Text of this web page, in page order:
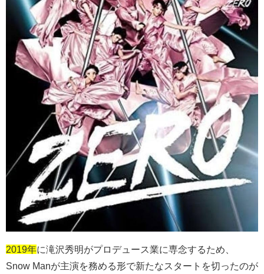
2019年に滝沢秀明がプロデュース業に専念するため、
Snow Manが主演を務める形で新たなスタートを切ったのが